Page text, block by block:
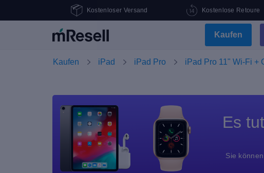
Kostenloser Versand Kostenlose Retoure
Kaufen
Kaufen iPad iPad Pro iPad Pro 11" Wi-Fi +
Es
Sie